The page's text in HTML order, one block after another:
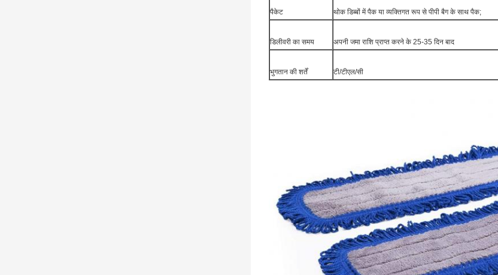
पैकेट थोक डिब्बों में पैक या व्यक्तिगत रूप से पीपी बैग के साथ पैक;
डिलीवरी का समय अपनी जमा राशि प्राप्त करने के 25-35 दिन बाद
भुगतान की शर्तें टी/टीएल/सी